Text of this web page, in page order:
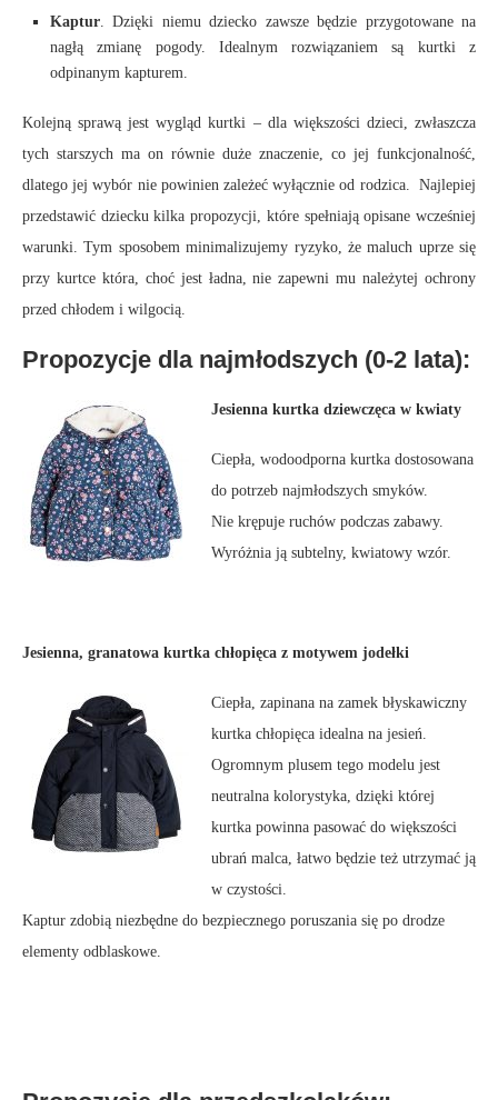
Kaptur . Dzięki niemu dziecko zawsze będzie przygotowane na
nagłą zmianę pogody. Idealnym rozwiązaniem są kurtki z
odpinanym kapturem.
Kolejną sprawą jest wygląd kurtki – dla większości dzieci, zwłaszcza
tych starszych ma on równie duże znaczenie, co jej funkcjonalność,
dlatego jej wybór nie powinien zależeć wyłącznie od rodzica. Najlepiej
przedstawić dziecku kilka propozycji, które spełniają opisane wcześniej
warunki. Tym sposobem minimalizujemy ryzyko, że maluch uprze się
przy kurtce która, choć jest ładna, nie zapewni mu należytej ochrony
przed chłodem i wilgocią.
Propozycje dla najmłodszych (0-2 lata):
Jesienna kurtka dziewczęca w kwiaty
Ciepła, wodoodporna kurtka dostosowana
do potrzeb najmłodszych smyków.
Nie krępuje ruchów podczas zabawy.
Wyróżnia ją subtelny, kwiatowy wzór.
Jesienna, granatowa kurtka chłopięca z motywem jodełki
Ciepła, zapinana na zamek błyskawiczny
kurtka chłopięca idealna na jesień.
Ogromnym plusem tego modelu jest
neutralna kolorystyka, dzięki której
kurtka powinna pasować do większości
ubrań malca, łatwo będzie też utrzymać ją
w czystości.
Kaptur zdobią niezbędne do bezpiecznego poruszania się po drodze
elementy odblaskowe.